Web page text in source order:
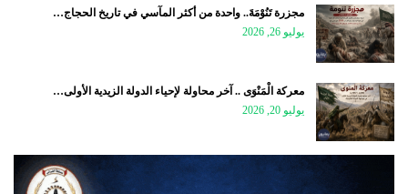
مجزرة تَنُوْمَةَ.. واحدة من أكثر المآسي في تاريخ الحجاج…
يوليو 26, 2026
معركة الْمَنْوَى .. آخر محاولة لإحياء الدولة الزيدية الأولى…
يوليو 20, 2026